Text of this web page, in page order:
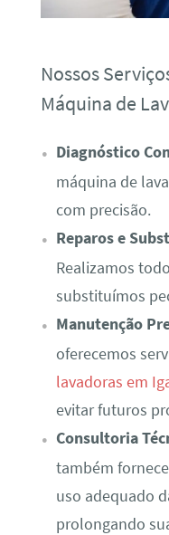
Nossos
Máquina de
Diagnóstico
máquina de
com precisão.
Reparos e
Realizamos
substituímos
Manutenção
oferecemos
lavadoras em
evitar futuros
Consultoria
também
uso adequado
prolongando